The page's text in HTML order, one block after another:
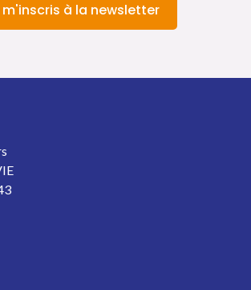
m'inscris à la newsletter